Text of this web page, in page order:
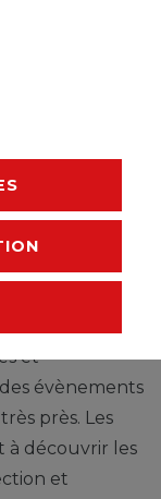
d'un
et
évènements
près. Les
à découvrir les
et